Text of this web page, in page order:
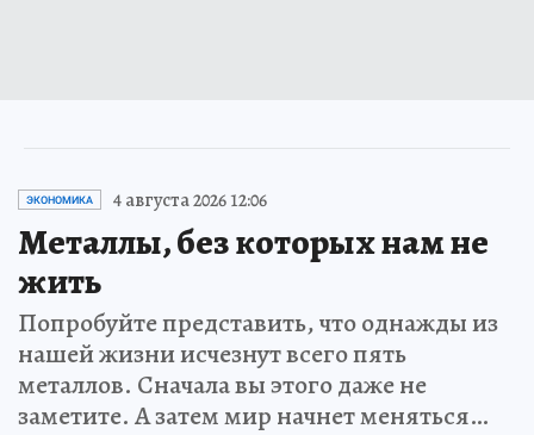
ЭКОНОМИКА 4 августа 2026 12:06
Металлы, без которых нам не
жить
Попробуйте представить, что однажды из
нашей жизни исчезнут всего пять
металлов. Сначала вы этого даже не
заметите. А затем мир начнет меняться…